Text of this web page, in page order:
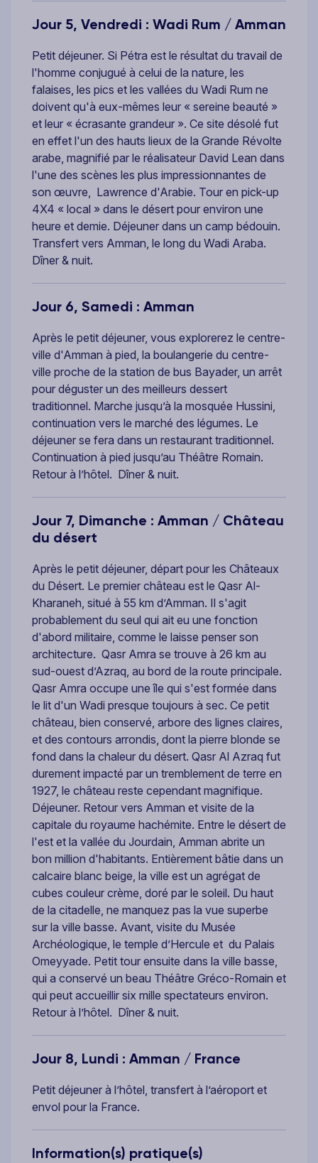
Jour 5, Vendredi : Wadi Rum / Amman
Petit déjeuner. Si Pétra est le résultat du travail de
l'homme conjugué à celui de la nature, les
falaises, les pics et les vallées du Wadi Rum ne
doivent qu'à eux-mêmes leur « sereine beauté »
et leur « écrasante grandeur ». Ce site désolé fut
en effet l'un des hauts lieux de la Grande Révolte
arabe, magnifié par le réalisateur David Lean dans
l'une des scènes les plus impressionnantes de
son œuvre, Lawrence d'Arabie. Tour en pick-up
4X4 « local » dans le désert pour environ une
heure et demie. Déjeuner dans un camp bédouin.
Transfert vers Amman, le long du Wadi Araba.
Dîner & nuit.
Jour 6, Samedi : Amman
Après le petit déjeuner, vous explorerez le centre-
ville d'Amman à pied, la boulangerie du centre-
ville proche de la station de bus Bayader, un arrêt
pour déguster un des meilleurs dessert
traditionnel. Marche jusqu’à la mosquée Hussini,
continuation vers le marché des légumes. Le
déjeuner se fera dans un restaurant traditionnel.
Continuation à pied jusqu’au Théâtre Romain.
Retour à l’hôtel. Dîner & nuit.
Jour 7, Dimanche : Amman / Château
du désert
Après le petit déjeuner, départ pour les Châteaux
du Désert. Le premier château est le Qasr Al-
Kharaneh, situé à 55 km d’Amman. Il s'agit
probablement du seul qui ait eu une fonction
d'abord militaire, comme le laisse penser son
architecture. Qasr Amra se trouve à 26 km au
sud-ouest d’Azraq, au bord de la route principale.
Qasr Amra occupe une île qui s'est formée dans
le lit d'un Wadi presque toujours à sec. Ce petit
château, bien conservé, arbore des lignes claires,
et des contours arrondis, dont la pierre blonde se
fond dans la chaleur du désert. Qasr Al Azraq fut
durement impacté par un tremblement de terre en
1927, le château reste cependant magnifique.
Déjeuner. Retour vers Amman et visite de la
capitale du royaume hachémite. Entre le désert de
l'est et la vallée du Jourdain, Amman abrite un
bon million d'habitants. Entièrement bâtie dans un
calcaire blanc beige, la ville est un agrégat de
cubes couleur crème, doré par le soleil. Du haut
de la citadelle, ne manquez pas la vue superbe
sur la ville basse. Avant, visite du Musée
Archéologique, le temple d’Hercule et du Palais
Omeyyade. Petit tour ensuite dans la ville basse,
qui a conservé un beau Théâtre Gréco-Romain et
qui peut accueillir six mille spectateurs environ.
Retour à l’hôtel. Dîner & nuit.
Jour 8, Lundi : Amman / France
Petit déjeuner à l’hôtel, transfert à l’aéroport et
envol pour la France.
Information(s) pratique(s)